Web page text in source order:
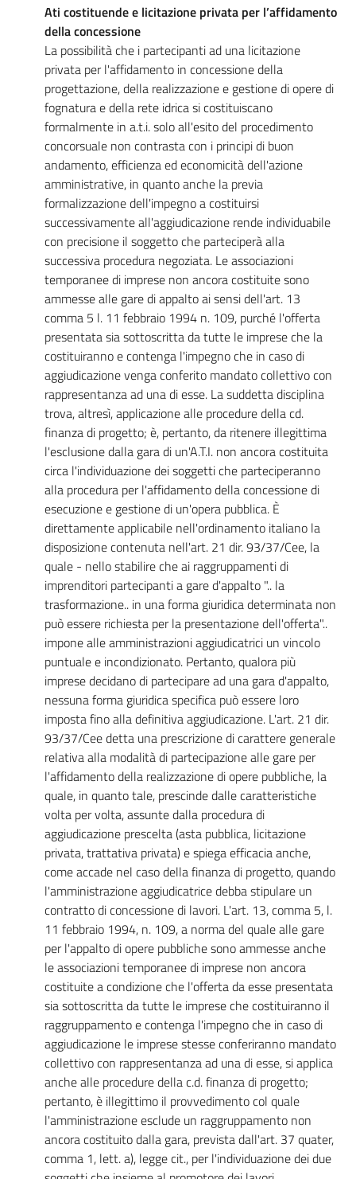
Ati costituende e licitazione privata per l’affidamento
della concessione
La possibilità che i partecipanti ad una licitazione
privata per l'affidamento in concessione della
progettazione, della realizzazione e gestione di opere di
fognatura e della rete idrica si costituiscano
formalmente in a.t.i. solo all'esito del procedimento
concorsuale non contrasta con i principi di buon
andamento, efficienza ed economicità dell'azione
amministrative, in quanto anche la previa
formalizzazione dell'impegno a costituirsi
successivamente all'aggiudicazione rende individuabile
con precisione il soggetto che parteciperà alla
successiva procedura negoziata. Le associazioni
temporanee di imprese non ancora costituite sono
ammesse alle gare di appalto ai sensi dell'art. 13
comma 5 l. 11 febbraio 1994 n. 109, purché l'offerta
presentata sia sottoscritta da tutte le imprese che la
costituiranno e contenga l'impegno che in caso di
aggiudicazione venga conferito mandato collettivo con
rappresentanza ad una di esse. La suddetta disciplina
trova, altresì, applicazione alle procedure della cd.
finanza di progetto; è, pertanto, da ritenere illegittima
l'esclusione dalla gara di un'A.T.I. non ancora costituita
circa l'individuazione dei soggetti che parteciperanno
alla procedura per l'affidamento della concessione di
esecuzione e gestione di un'opera pubblica. È
direttamente applicabile nell'ordinamento italiano la
disposizione contenuta nell'art. 21 dir. 93/37/Cee, la
quale - nello stabilire che ai raggruppamenti di
imprenditori partecipanti a gare d'appalto ".. la
trasformazione.. in una forma giuridica determinata non
può essere richiesta per la presentazione dell'offerta"..
impone alle amministrazioni aggiudicatrici un vincolo
puntuale e incondizionato. Pertanto, qualora più
imprese decidano di partecipare ad una gara d'appalto,
nessuna forma giuridica specifica può essere loro
imposta fino alla definitiva aggiudicazione. L'art. 21 dir.
93/37/Cee detta una prescrizione di carattere generale
relativa alla modalità di partecipazione alle gare per
l'affidamento della realizzazione di opere pubbliche, la
quale, in quanto tale, prescinde dalle caratteristiche
volta per volta, assunte dalla procedura di
aggiudicazione prescelta (asta pubblica, licitazione
privata, trattativa privata) e spiega efficacia anche,
come accade nel caso della finanza di progetto, quando
l'amministrazione aggiudicatrice debba stipulare un
contratto di concessione di lavori. L'art. 13, comma 5, l.
11 febbraio 1994, n. 109, a norma del quale alle gare
per l'appalto di opere pubbliche sono ammesse anche
le associazioni temporanee di imprese non ancora
costituite a condizione che l'offerta da esse presentata
sia sottoscritta da tutte le imprese che costituiranno il
raggruppamento e contenga l'impegno che in caso di
aggiudicazione le imprese stesse conferiranno mandato
collettivo con rappresentanza ad una di esse, si applica
anche alle procedure della c.d. finanza di progetto;
pertanto, è illegittimo il provvedimento col quale
l'amministrazione esclude un raggruppamento non
ancora costituito dalla gara, prevista dall'art. 37 quater,
comma 1, lett. a), legge cit., per l'individuazione dei due